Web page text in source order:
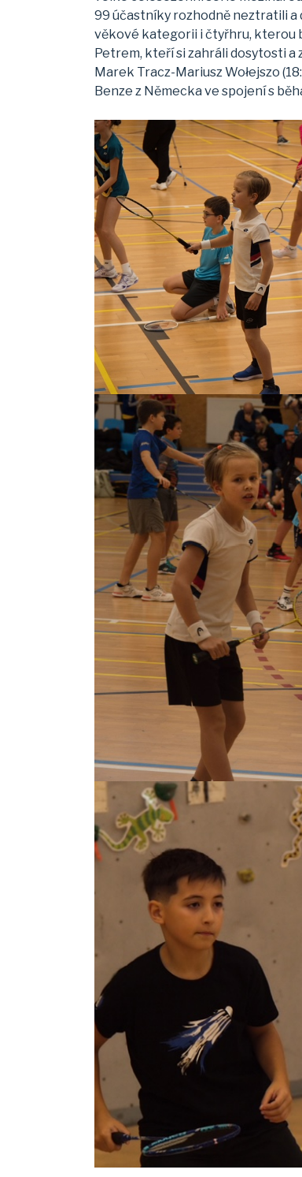
99 účastníky rozhodně neztratili a
věkové kategorii i čtyřhru, kterou
Petrem, kteří si zahráli dosytosti a
Marek Tracz-Mariusz Wołejszo
Benze z Německa ve spojení s